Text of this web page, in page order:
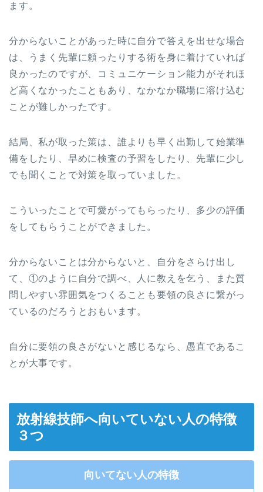
ます。
分からないことがあった時に自分で答えを出せな場合
は、うまく先輩に頼ったりする術を身に着けていれば
良かったのですが、コミュニケーション能力がそれほ
ど高くなかったこともあり、なかなか職場に溶け込む
ことが難しかったです。
結局、私が取った策は、誰よりも早く出勤して始業準
備をしたり、早めに検査の予習をしたり、先輩に少し
でも聞くことで対策を取っていました。
こういったことで可愛がってもらったり、多少の評価
をしてもらうことができました。
分からないことは分からないと、自分をさらけ出し
て、①のように自分で調べ、人に教えを乞う、また質
問しやすい雰囲気をつくることも要領の良さに繋がっ
ているのだろうとおもいます。
自分に要領の良さがないと感じるなら、愚直であるこ
とが大事です。
放射線技師へ向いていない人の特徴
３つ
向いてない人の特徴